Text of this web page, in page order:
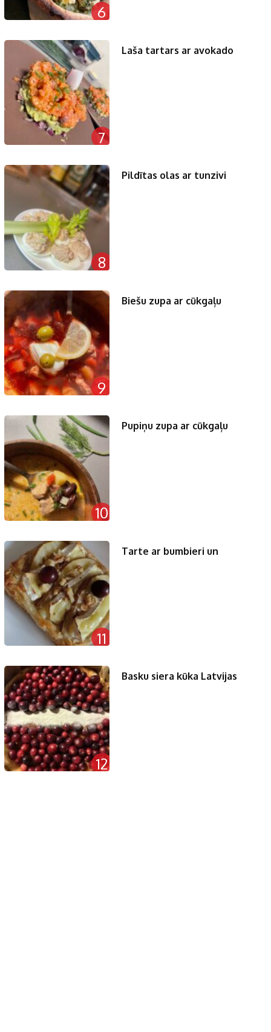
6
7
Laša tartars ar avokado
8
Pildītas olas ar tunzivi
9
Biešu zupa ar cūkgaļu
10
Pupiņu zupa ar cūkgaļu
11
Tarte ar bumbieri un
12
Basku siera kūka Latvijas